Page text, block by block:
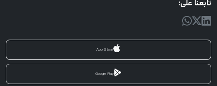
تابعنا على:
App Store
Google Play